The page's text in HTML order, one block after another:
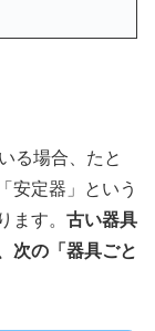
る場合、たと
安定器」という
ます。 古い器具
次の「器具ごと